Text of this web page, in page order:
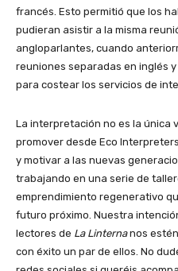
francés. Esto permitió que los
pudieran asistir a la misma
angloparlantes, cuando
reuniones separadas en inglés
para costear los servicios de
La interpretación no es la única
promover desde Eco
y motivar a las nuevas
trabajando en una serie de
emprendimiento regenerativo
futuro próximo. Nuestra
lectores de La Linternanos
con éxito un par de ellos. No